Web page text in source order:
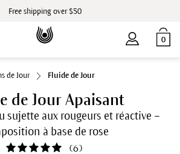
Free shipping over $50
0
de Jour Fluide de Jour
de Jour Apaisant
sujette aux rougeurs et réactive –
à base de rose
(6)